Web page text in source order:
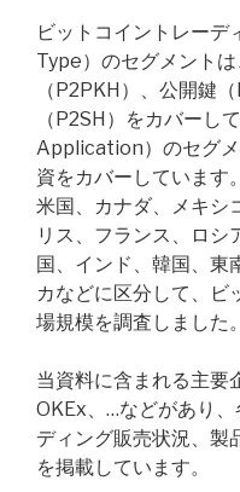
ビットコイントレーデ
Type）のセグメント
（P2PKH）、公開鍵
（P2SH）をカバーし
Application）のセグメ
資をカバーしています
米国、カナダ、メキシ
リス、フランス、ロシ
国、インド、韓国、東
カなどに区分して、ビ
場規模を調査しました。
当資料に含まれる主要
OKEx、…などがあり
ディング販売状況、製
を掲載しています。